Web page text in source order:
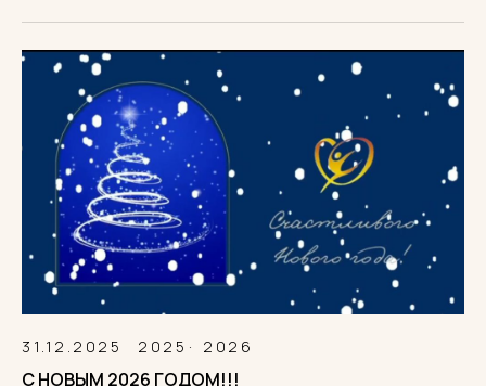
31.12.2025 2025 2026
С НОВЫМ 2026 ГОДОМ!!!